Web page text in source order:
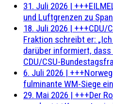
31. Juli 2026 |
und Luftgrenzen zu
18. Juli 2026 | +++CDU/
Fraktion schreibt er:
darüber informiert,
CDU/CSU-
6. Juli 2026 |
fulminante WM-Siege
29. Mai 2026 | +++Der